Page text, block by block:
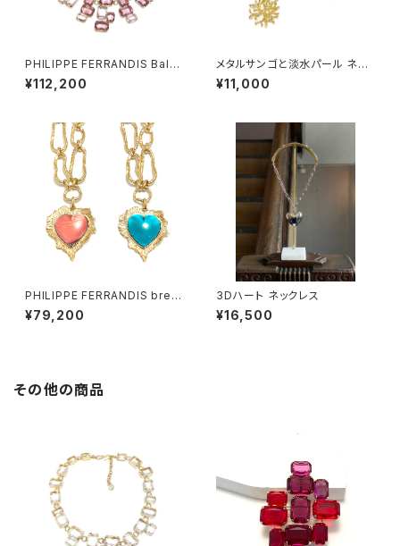
PHILIPPE FERRANDIS Balé
ares ネックレス #1
¥112,200
メタルサンゴと淡水パール ネッ
クレス
¥11,000
PHILIPPE FERRANDIS brea
k my heart ネックレス
¥79,200
3Dハート ネックレス
¥16,500
その他の商品